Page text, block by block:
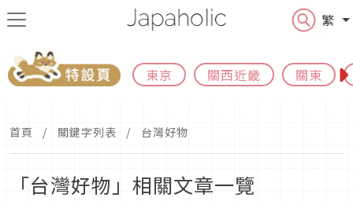
繁
東京 關西近畿 關東
首頁 關鍵字列表 台灣好物
「台灣好物」相關文章一覽